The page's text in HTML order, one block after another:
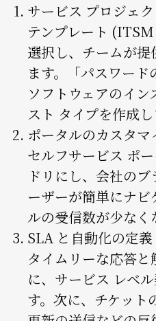
サービス プロジェ
テンプレート
選択し、チームが
ます。「パスワー
ソフトウェアのイ
スト タイプを作成し
ポータルのカスタマ
セルフサービス ポ
ドリにし、会社の
ーザーが簡単にナ
ルの受信数が少なく
SLA と自動化の定義
タイムリーな応答
に、サービス レベ
す。次に、チケット